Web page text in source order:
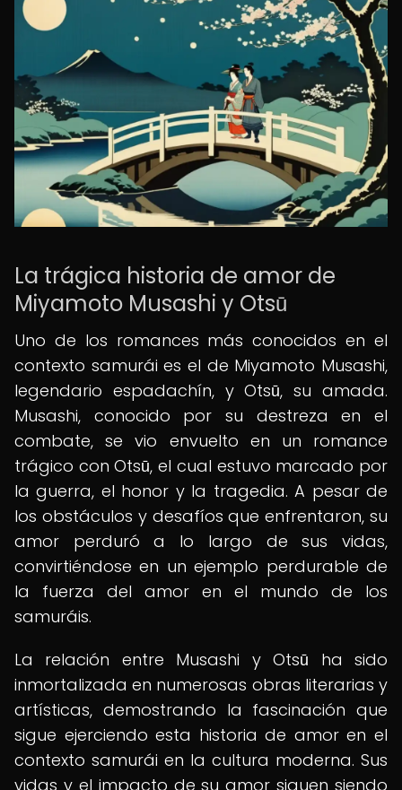
La trágica historia de amor de
Miyamoto Musashi y Otsū
Uno de los romances más conocidos en el
contexto samurái es el de Miyamoto Musashi,
legendario espadachín, y Otsū, su amada.
Musashi, conocido por su destreza en el
combate, se vio envuelto en un romance
trágico con Otsū, el cual estuvo marcado por
la guerra, el honor y la tragedia. A pesar de
los obstáculos y desafíos que enfrentaron, su
amor perduró a lo largo de sus vidas,
convirtiéndose en un ejemplo perdurable de
la fuerza del amor en el mundo de los
samuráis.
La relación entre Musashi y Otsū ha sido
inmortalizada en numerosas obras literarias y
artísticas, demostrando la fascinación que
sigue ejerciendo esta historia de amor en el
contexto samurái en la cultura moderna. Sus
vidas y el impacto de su amor siguen siendo